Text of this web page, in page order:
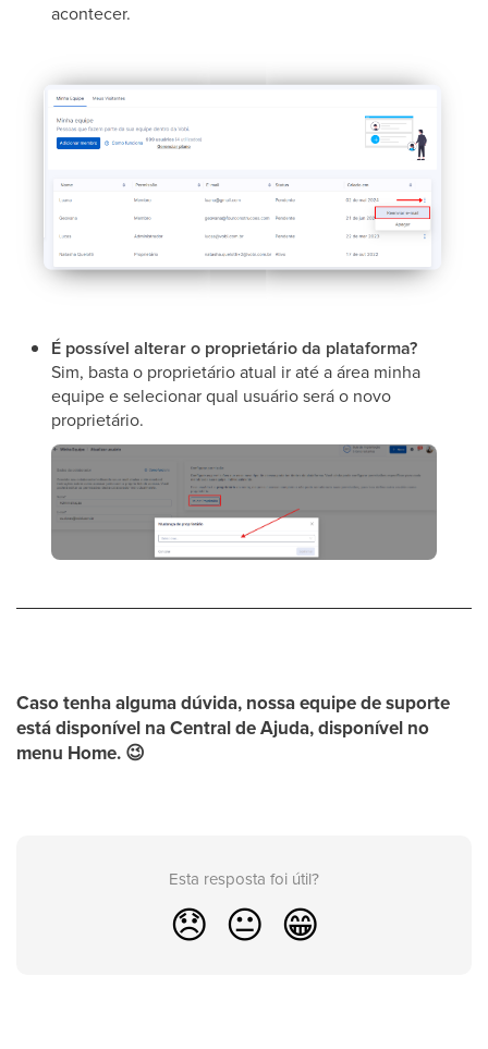
acontecer.
É possível alterar o proprietário da plataforma?
​Sim, basta o proprietário atual ir até a área minha
equipe e selecionar qual usuário será o novo
proprietário.
Caso tenha alguma dúvida, nossa equipe de suporte
está disponível naCentral de Ajuda,disponível no
menu Home. 😉
Esta resposta foi útil?
😞 😐 😁